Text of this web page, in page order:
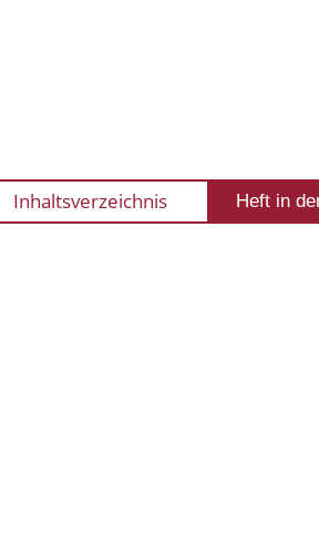
Inhaltsverzeichnis